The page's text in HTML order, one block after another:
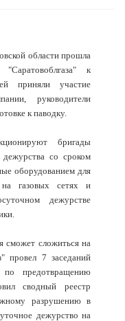
области прошла
"Саратовоблгаза" к
приняли участие
руководители
к паводку.
бригады
дежурства со сроком
оборудованием для
на газовых сетях и
дежурстве
сможет сложиться на
провел 7 заседаний
предотвращению
сводный реестр
разрушению в
дежурство на